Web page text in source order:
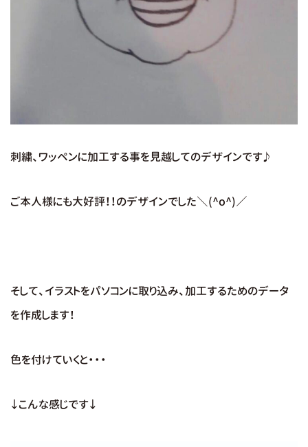
刺繍、ワッペンに加工する事を見越してのデザインです♪
ご本人様にも大好評！！のデザインでした＼(^o^)／
そして、イラストをパソコンに取り込み、加工するためのデータ
を作成します！
色を付けていくと・・・
↓こんな感じです↓